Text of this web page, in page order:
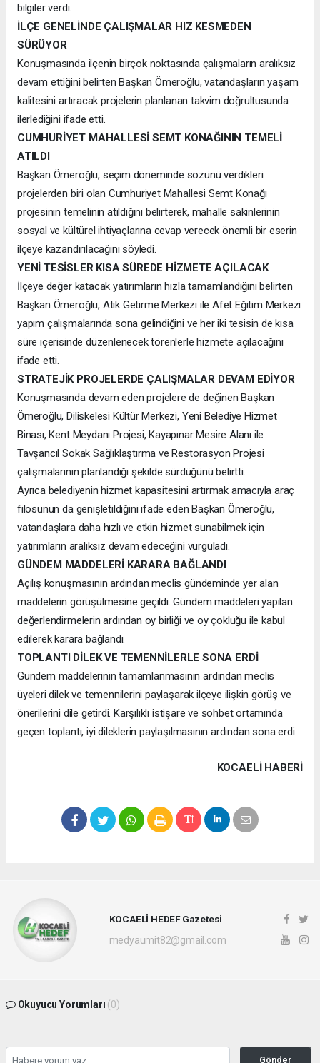
bilgiler verdi.
İLÇE GENELİNDE ÇALIŞMALAR HIZ KESMEDEN
SÜRÜYOR
Konuşmasında ilçenin birçok noktasında çalışmaların aralıksız
devam ettiğini belirten Başkan Ömeroğlu, vatandaşların yaşam
kalitesini artıracak projelerin planlanan takvim doğrultusunda
ilerlediğini ifade etti.
CUMHURİYET MAHALLESİ SEMT KONAĞININ TEMELİ
ATILDI
Başkan Ömeroğlu, seçim döneminde sözünü verdikleri
projelerden biri olan Cumhuriyet Mahallesi Semt Konağı
projesinin temelinin atıldığını belirterek, mahalle sakinlerinin
sosyal ve kültürel ihtiyaçlarına cevap verecek önemli bir eserin
ilçeye kazandırılacağını söyledi.
YENİ TESİSLER KISA SÜREDE HİZMETE AÇILACAK
İlçeye değer katacak yatırımların hızla tamamlandığını belirten
Başkan Ömeroğlu, Atık Getirme Merkezi ile Afet Eğitim Merkezi
yapım çalışmalarında sona gelindiğini ve her iki tesisin de kısa
süre içerisinde düzenlenecek törenlerle hizmete açılacağını
ifade etti.
STRATEJİK PROJELERDE ÇALIŞMALAR DEVAM EDİYOR
Konuşmasında devam eden projelere de değinen Başkan
Ömeroğlu, Diliskelesi Kültür Merkezi, Yeni Belediye Hizmet
Binası, Kent Meydanı Projesi, Kayapınar Mesire Alanı ile
Tavşancıl Sokak Sağlıklaştırma ve Restorasyon Projesi
çalışmalarının planlandığı şekilde sürdüğünü belirtti.
Ayrıca belediyenin hizmet kapasitesini artırmak amacıyla araç
filosunun da genişletildiğini ifade eden Başkan Ömeroğlu,
vatandaşlara daha hızlı ve etkin hizmet sunabilmek için
yatırımların aralıksız devam edeceğini vurguladı.
GÜNDEM MADDELERİ KARARA BAĞLANDI
Açılış konuşmasının ardından meclis gündeminde yer alan
maddelerin görüşülmesine geçildi. Gündem maddeleri yapılan
değerlendirmelerin ardından oy birliği ve oy çokluğu ile kabul
edilerek karara bağlandı.
TOPLANTI DİLEK VE TEMENNİLERLE SONA ERDİ
Gündem maddelerinin tamamlanmasının ardından meclis
üyeleri dilek ve temennilerini paylaşarak ilçeye ilişkin görüş ve
önerilerini dile getirdi. Karşılıklı istişare ve sohbet ortamında
geçen toplantı, iyi dileklerin paylaşılmasının ardından sona erdi.
KOCAELI HABERİ
KOCAELİ HEDEF Gazetesi
medyaumit82@gmail.com
Okuyucu Yorumları (0)
Gönder